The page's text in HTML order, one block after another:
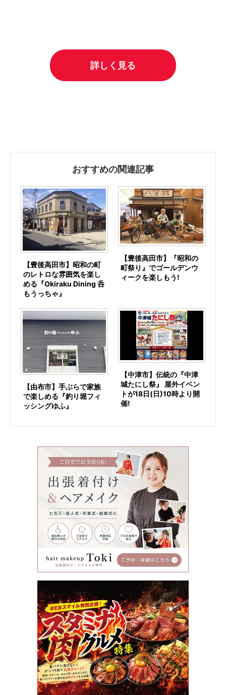
詳しく見る
おすすめの関連記事
【豊後高田市】昭和の町
のレトロな雰囲気を楽し
める『Okiraku Dining 呑
もうっちゃ』
【豊後高田市】『昭和の
町祭り』でゴールデンウ
ィークを楽しもう!
【由布市】手ぶらで家族
で楽しめる『釣り堀フィ
ッシングゆふ』
【中津市】伝統の『中津
城たにし祭』 屋外イベン
トが18日(日)10時より開
催!